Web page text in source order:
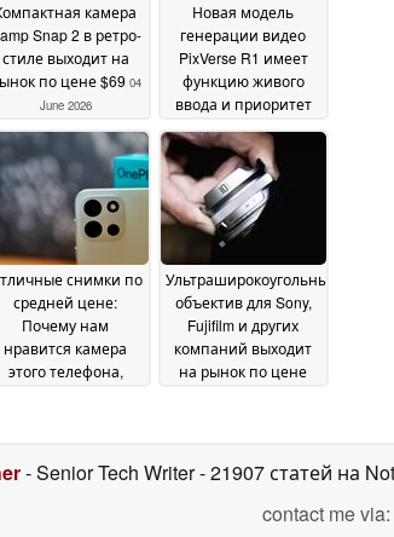
камера
Snap 2 в ретро-
стиле выходит на
по цене $69 04
June 2026
Новая модель
генерации видео
PixVerse R1 имеет
функцию живого
ввода и приоритет
02 June 2026
снимки по
средней цене:
Почему нам
нравится камера
этого телефона,
функции
27 May 2026
Ультраширокоугольный
объектив для Sony,
Fujifilm и других
компаний выходит
на рынок по цене
- Senior Tech Writer- 21907 статей на
contact me via: